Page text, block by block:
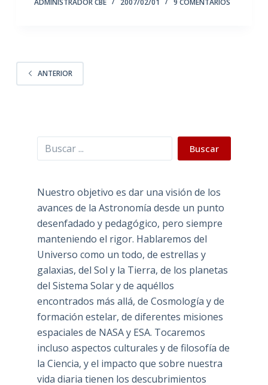
ANTERIOR
Buscar Buscar
Nuestro objetivo es dar una visión de los
avances de la Astronomía desde un punto
desenfadado y pedagógico, pero siempre
manteniendo el rigor. Hablaremos del
Universo como un todo, de estrellas y
galaxias, del Sol y la Tierra, de los planetas
del Sistema Solar y de aquéllos
encontrados más allá, de Cosmología y de
formación estelar, de diferentes misiones
espaciales de NASA y ESA. Tocaremos
incluso aspectos culturales y de filosofía de
la Ciencia, y el impacto que sobre nuestra
vida diaria tienen los descubrimientos